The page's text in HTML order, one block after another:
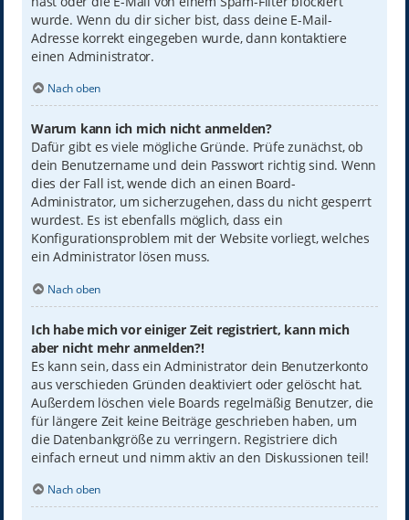
wurde. Wenn du dir sicher bist, dass deine E-Mail-
Adresse korrekt eingegeben wurde, dann kontaktiere
einen Administrator.
Nach oben
Warum kann ich mich nicht anmelden?
Dafür gibt es viele mögliche Gründe. Prüfe zunächst, ob
dein Benutzername und dein Passwort richtig sind. Wenn
dies der Fall ist, wende dich an einen Board-
Administrator, um sicherzugehen, dass du nicht gesperrt
wurdest. Es ist ebenfalls möglich, dass ein
Konfigurationsproblem mit der Website vorliegt, welches
ein Administrator lösen muss.
Nach oben
Ich habe mich vor einiger Zeit registriert, kann mich
aber nicht mehr anmelden?!
Es kann sein, dass ein Administrator dein Benutzerkonto
aus verschieden Gründen deaktiviert oder gelöscht hat.
Außerdem löschen viele Boards regelmäßig Benutzer, die
für längere Zeit keine Beiträge geschrieben haben, um
die Datenbankgröße zu verringern. Registriere dich
einfach erneut und nimm aktiv an den Diskussionen teil!
Nach oben